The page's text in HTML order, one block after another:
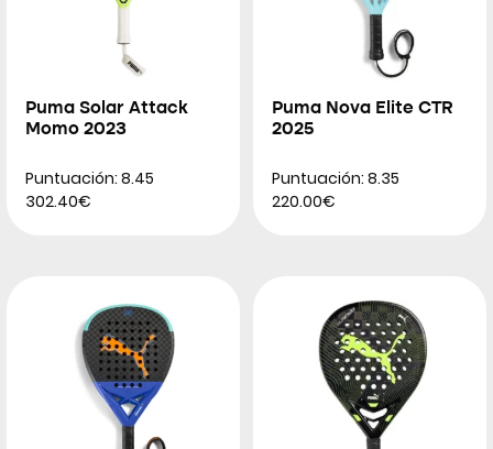
Puma Solar Attack
Momo 2023
Puntuación: 8.45
302.40€
Puma Nova Elite CTR
2025
Puntuación: 8.35
220.00€